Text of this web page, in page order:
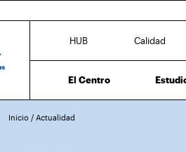
HUB Calidad
El Centro
Inicio / Actualidad